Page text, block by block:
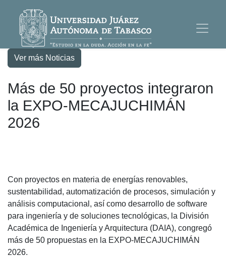
Ver más Noticias
Más de 50 proyectos integraron
la EXPO-MECAJUCHIMÁN
2026
Con proyectos en materia de energías renovables,
sustentabilidad, automatización de procesos, simulación y
análisis computacional, así como desarrollo de software
para ingeniería y de soluciones tecnológicas, la División
Académica de Ingeniería y Arquitectura (DAIA), congregó
más de 50 propuestas en la EXPO-MECAJUCHIMÁN
2026.